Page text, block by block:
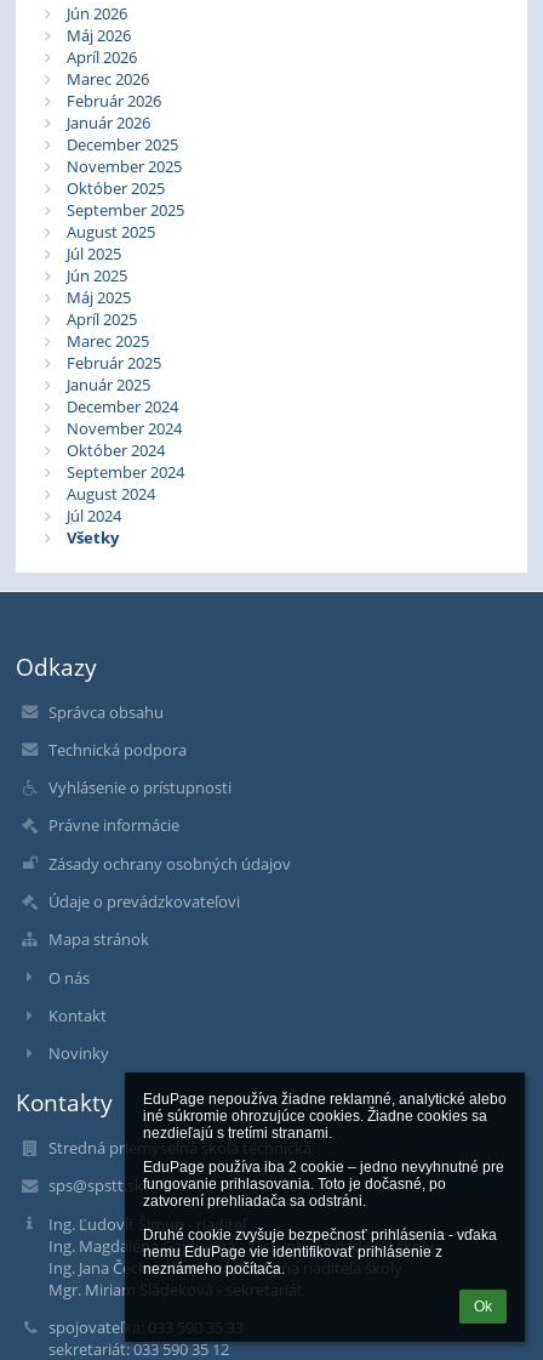
EduPage nepoužíva žiadne reklamné, analytické alebo
iné súkromie ohrozujúce cookies. Žiadne cookies sa
nezdieľajú s tretími stranami.
EduPage používa iba 2 cookie – jedno nevyhnutné pre
fungovanie prihlasovania. Toto je dočasné, po
zatvorení prehliadača sa odstráni.
Druhé cookie zvyšuje bezpečnosť prihlásenia - vďaka
nemu EduPage vie identifikovať prihlásenie z
neznámeho počítača.
Ok
Jún 2026
Máj 2026
Apríl 2026
Marec 2026
Február 2026
Január 2026
December 2025
November 2025
Október 2025
September 2025
August 2025
Júl 2025
Jún 2025
Máj 2025
Apríl 2025
Marec 2025
Február 2025
Január 2025
December 2024
November 2024
Október 2024
September 2024
August 2024
Júl 2024
Všetky
Odkazy
Správca obsahu
Technická podpora
Vyhlásenie o prístupnosti
Právne informácie
Zásady ochrany osobných údajov
Údaje o prevádzkovateľovi
Mapa stránok
O nás
Kontakt
Novinky
Kontakty
Stredná priemyselná škola technická
sps@spstt.sk
Ing. Ľudovít Šimun - riaditeľ
Ing. Magdaléna Gajdulová - zástupkyňa riaditeľa školy
Ing. Jana Čechovičová - zástupkyňa riaditeľa školy
Mgr. Miriam Sládeková - sekretariát
spojovateľka: 033 590 35 33
sekretariát: 033 590 35 12